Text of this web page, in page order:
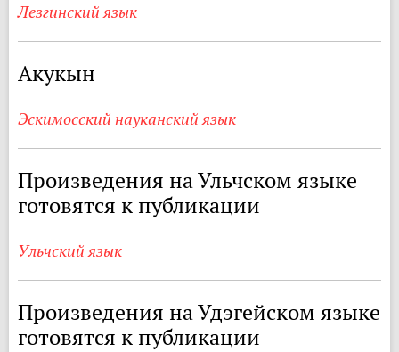
Лезгинский язык
Акукын
Эскимосский науканский язык
Произведения на Ульчском языке
готовятся к публикации
Ульчский язык
Произведения на Удэгейском языке
готовятся к публикации